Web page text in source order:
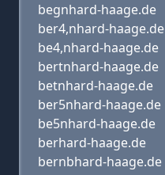
begnhard-haage.de
ber4,nhard-haage.de
be4,nhard-haage.de
bertnhard-haage.de
betnhard-haage.de
ber5nhard-haage.de
be5nhard-haage.de
berhard-haage.de
bernbhard-haage.de